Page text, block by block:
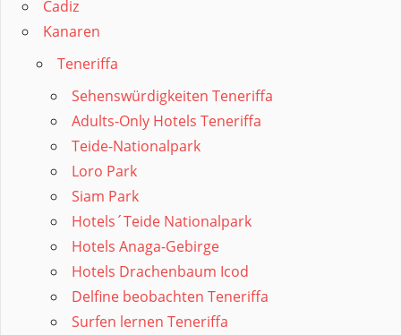
Cadiz
Kanaren
Teneriffa
Sehenswürdigkeiten Teneriffa
Adults-Only Hotels Teneriffa
Teide-Nationalpark
Loro Park
Siam Park
Hotels´Teide Nationalpark
Hotels Anaga-Gebirge
Hotels Drachenbaum Icod
Delfine beobachten Teneriffa
Surfen lernen Teneriffa